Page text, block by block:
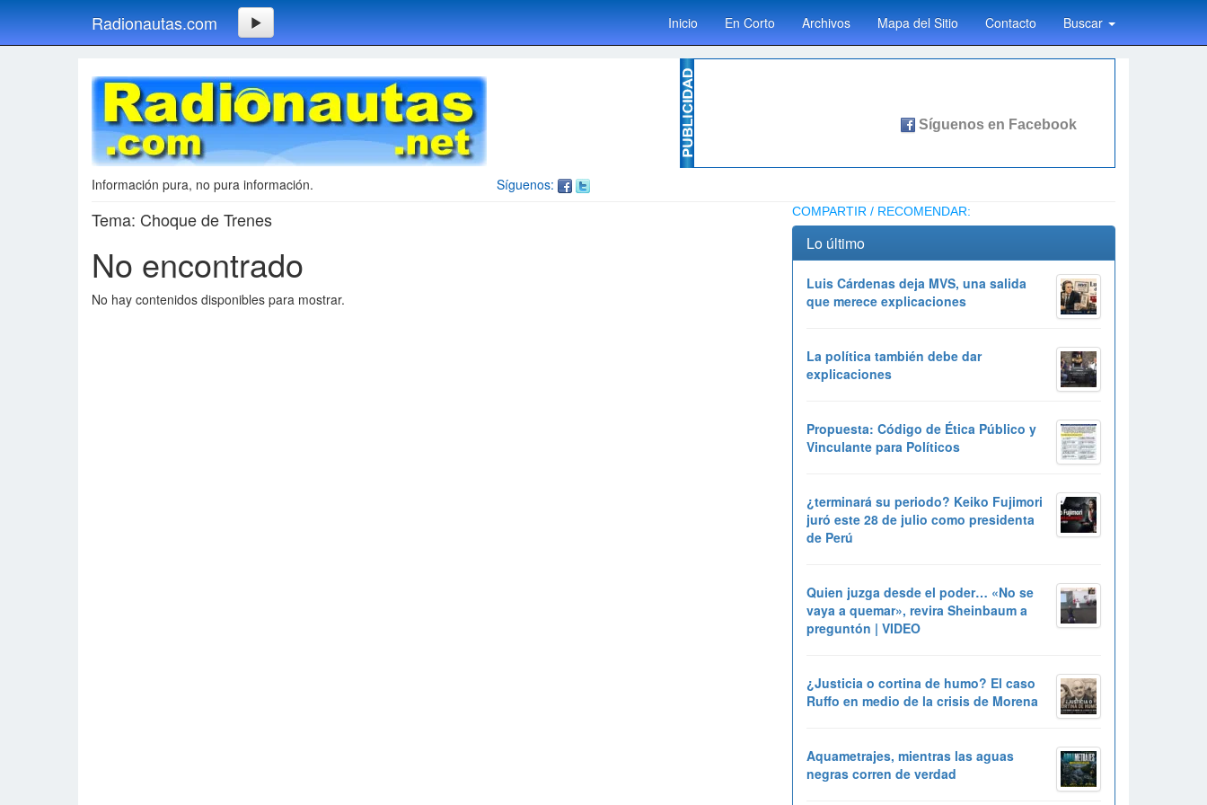
Radionautas.com Inicio En Corto Archivos Mapa del Sitio Contacto Buscar
Síguenos:
Información pura, no pura información.
Tema: Choque de Trenes
No encontrado
No hay contenidos disponibles para mostrar.
COMPARTIR / RECOMENDAR:
Lo último
Luis Cárdenas deja MVS, una salida
que merece explicaciones
La política también debe dar
explicaciones
Propuesta: Código de Ética Público y
Vinculante para Políticos
¿terminará su periodo? Keiko Fujimori
juró este 28 de julio como presidenta
de Perú
Quien juzga desde el poder… «No se
vaya a quemar», revira Sheinbaum a
preguntón | VIDEO
¿Justicia o cortina de humo? El caso
Ruffo en medio de la crisis de Morena
Aquametrajes, mientras las aguas
negras corren de verdad